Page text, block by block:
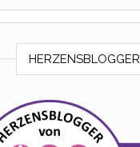
HERZENSBLOGGER